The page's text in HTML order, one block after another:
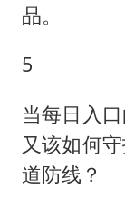
品。
5
当每日入
又该如何
道防线？